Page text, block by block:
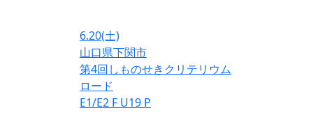
6.20(土)
山口県下関市
第4回しものせきクリテリウム
ロード
E1/E2 F U19 P